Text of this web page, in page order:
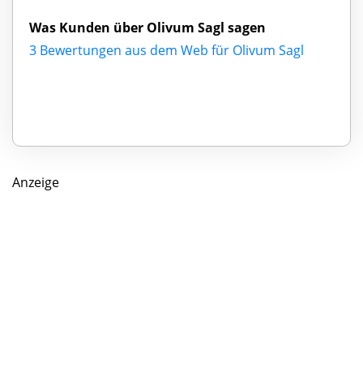
Was Kunden über Olivum Sagl sagen
3 Bewertungen aus dem Web für Olivum Sagl
Anzeige